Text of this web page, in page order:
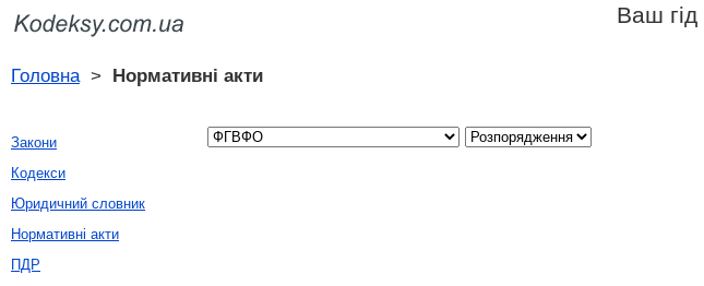
Ваш гід
Головна> Нормативні акти
Закони
Кодекси
Юридичний словник
Нормативні акти
ПДР